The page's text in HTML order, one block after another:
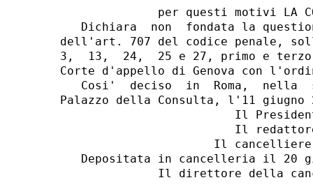
per questi motivi LA
Dichiara  non  fondata la
dell'art. 707 del codice penale,
3,  13,  24,  25 e 27, primo e terzo
Corte d'appello di Genova con
Cosi'  deciso  in  Roma,  nella
Palazzo della Consulta, l'11 giugno
Il
Il
Il
Depositata in cancelleria il 20